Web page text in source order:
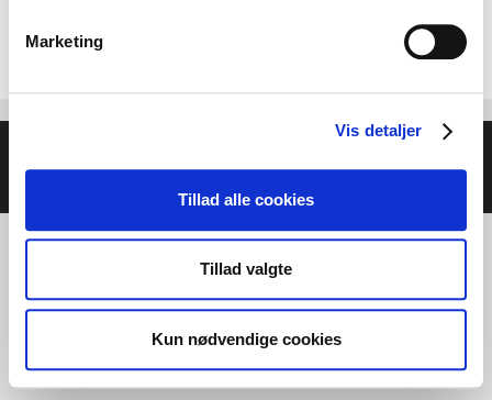
Marketing
Vis detaljer
Tillad alle cookies
Tillad valgte
Kun nødvendige cookies